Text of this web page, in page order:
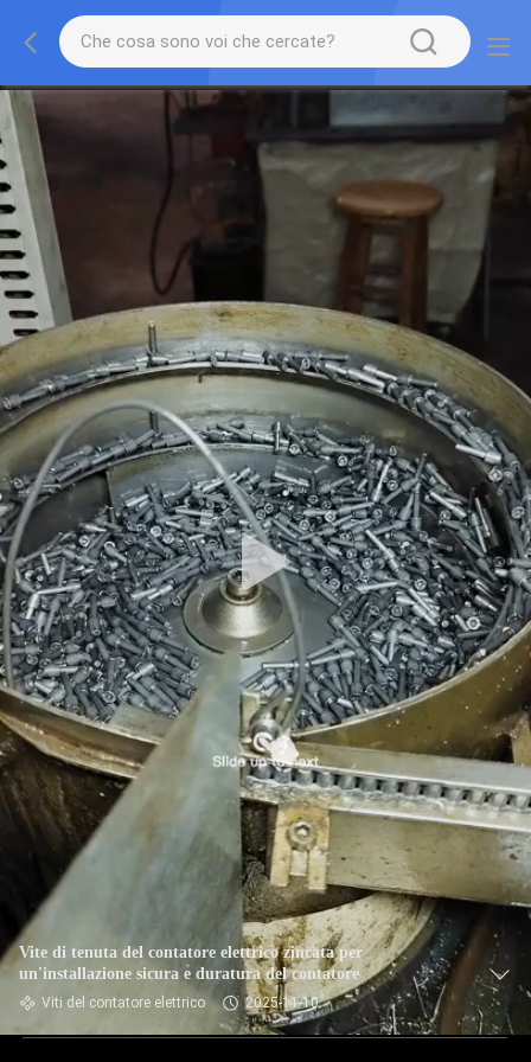
Vite di tenuta del contatore elettrico zincata per
un'installazione sicura e duratura del contatore
Viti del contatore elettrico 2025-11-10